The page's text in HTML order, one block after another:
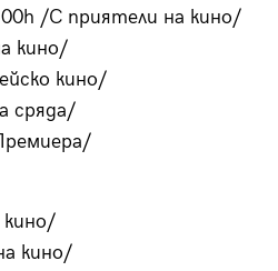
/С приятели на кино/
кино/
кино/
сряда/
кино/